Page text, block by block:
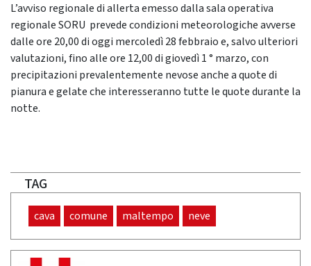
L’avviso regionale di allerta emesso dalla sala operativa
regionale SORU prevede condizioni meteorologiche avverse
dalle ore 20,00 di oggi mercoledì 28 febbraio e, salvo ulteriori
valutazioni, fino alle ore 12,00 di giovedì 1 ° marzo, con
precipitazioni prevalentemente nevose anche a quote di
pianura e gelate che interesseranno tutte le quote durante la
notte.
TAG
cava comune maltempo neve